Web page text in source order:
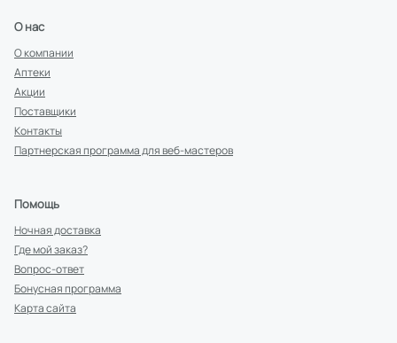
О нас
О компании
Аптеки
Акции
Поставщики
Контакты
Партнерская программа для веб-мастеров
Помощь
Ночная доставка
Где мой заказ?
Вопрос-ответ
Бонусная программа
Карта сайта